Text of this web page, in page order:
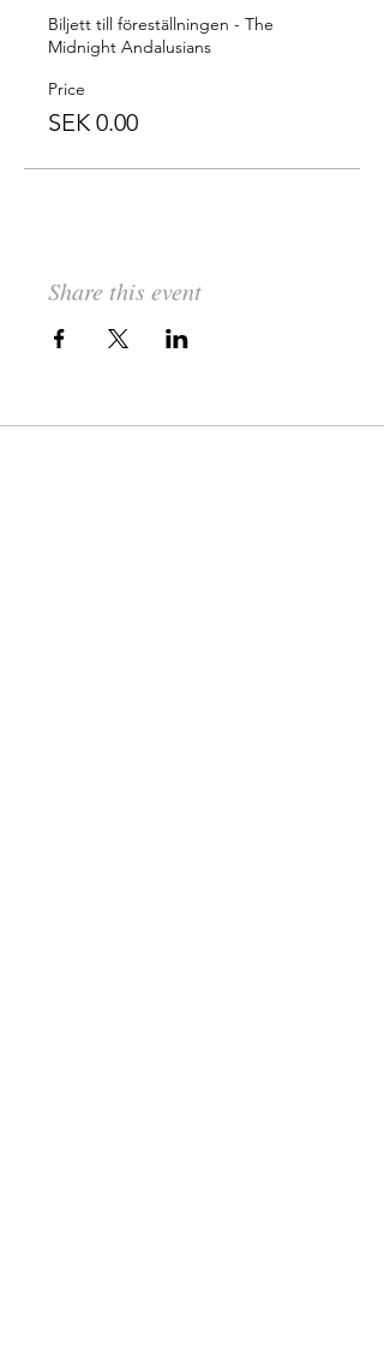
Biljett till föreställningen - The
Midnight Andalusians
Price
SEK 0.00
Share this event